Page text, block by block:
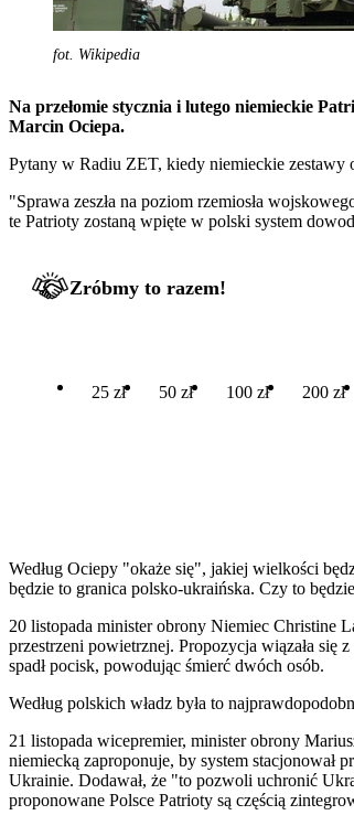
fot. Wikipedia
Na przełomie stycznia i lutego niemieckie
Marcin Ociepa.
Pytany w Radiu ZET, kiedy niemieckie zestawy
"Sprawa zeszła na poziom rzemiosła
te Patrioty zostaną wpięte w polski system
Zróbmy to razem!
25 zł 50 zł 100 zł 200 zł
Według Ociepy "okaże się", jakiej wielkości
będzie to granica polsko-ukraińska. Czy to
20 listopada minister obrony Niemiec Christine
przestrzeni powietrznej. Propozycja wiązała
spadł pocisk, powodując śmierć dwóch osób.
Według polskich władz była to
21 listopada wicepremier, minister obrony
niemiecką zaproponuje, by system stacjonował
Ukrainie. Dodawał, że "to pozwoli uchronić
proponowane Polsce Patrioty są częścią